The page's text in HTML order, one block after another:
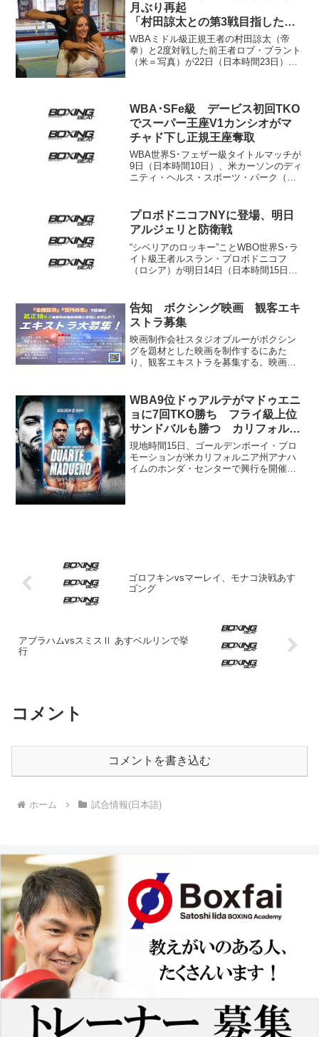
月ぶり再起
「村田諒太との第3戦目指した
い」
WBAミドル級正規王者の村田諒太（帝
拳）と2度対戦した前王者ロブ・ブラント
（米＝写真）が22日（日本時間23日）ラ
コ（ウクライ...
WBA･SFe級 デービス初回TKO
でスーパー王座V1カンシオがマ
チャド下し正規王座奪取
WBA世界S･フェザー級タイトルマッチが
9日（日本時間10日）、米カーソンのディ
ニティ・ヘルス・スポーツ・パーク（旧
が元世界王者ウーゴ・ルイス（メキシ
コ）に初回2分59...
プロボドニコフNYに登場、明日
アルジェリと防衛戦
“シベリアのロッキー”ことWBO世界S･ラ
イト級王者ルスラン・プロボドニコフ
（ロシア）が明日14日（日本時間15日）
を相手に初防衛戦に臨む。13日行われた
計量でプロボ...
告知 ボクシング映画 観客エキ
ストラ募集
映画制作会社スタジオブルーがボクシン
グを題材とした映画を制作するにあた
り、観客エキストラを募集する。映画の
画賞を総なめにし、ネットフリックスで
話題となった「全裸監督」を...
WBA9位ドゥアルテがマドゥエニ
ョに7回TKO勝ち フライ級上位
サンドバルも勝つ カリフォルニ
ア
現地時間15日、ゴールデンボーイ・プロ
モーションが米カリフォルニア州アナハ
イムのホンダ・センターで興行を開催。
ゴロフキンvsマーレイ、モナコ決戦あす
ゴング
アブラハムvsスミスⅡ あすベルリンで挙
行
コメント
コメントを書き込む
ホーム 試合情報(日本語)